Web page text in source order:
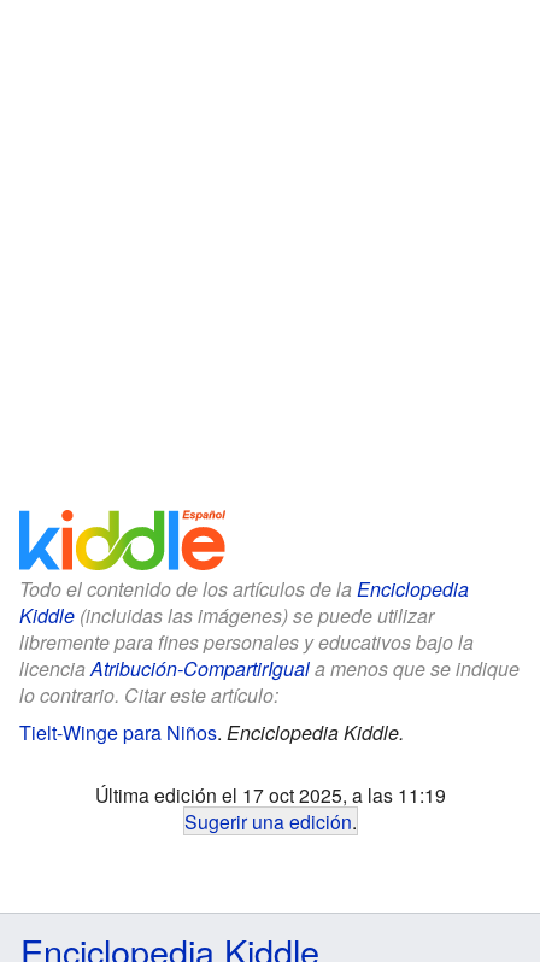
Todo el contenido de los artículos de la Enciclopedia
Kiddle (incluidas las imágenes) se puede utilizar
libremente para fines personales y educativos bajo la
licencia Atribución-CompartirIguala menos que se indique
lo contrario. Citar este artículo:
Tielt-Winge para Niños. Enciclopedia Kiddle.
Última edición el 17 oct 2025, a las 11:19
Sugerir una edición.
Enciclopedia Kiddle